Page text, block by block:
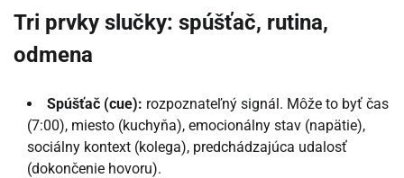
Tri prvky slučky: spúšťač, rutina,
odmena
Spúšťač (cue): rozpoznateľný signál. Môže to byť čas
(7:00), miesto (kuchyňa), emocionálny stav (napätie),
sociálny kontext (kolega), predchádzajúca udalosť
(dokončenie hovoru).